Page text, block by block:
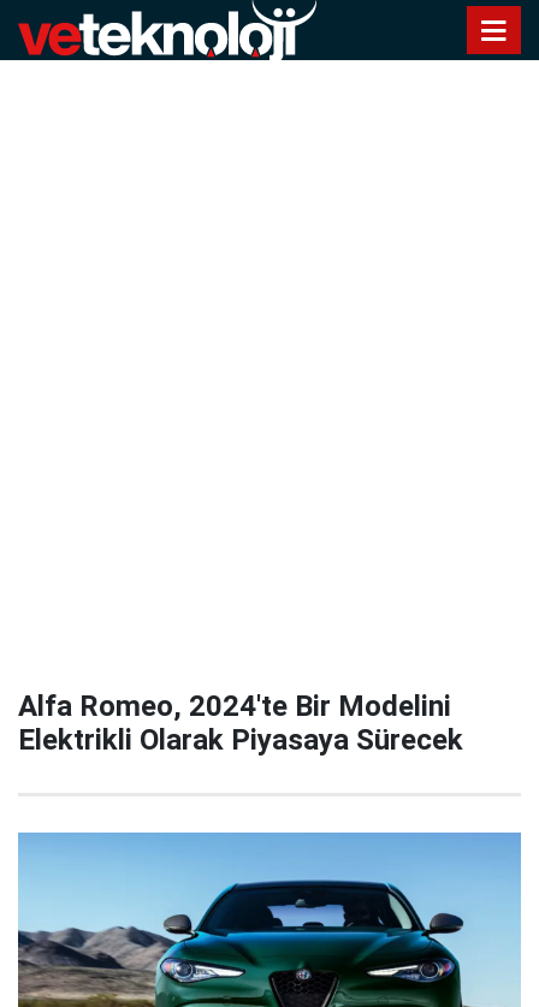
Alfa Romeo, 2024'te Bir Modelini
Elektrikli Olarak Piyasaya Sürecek